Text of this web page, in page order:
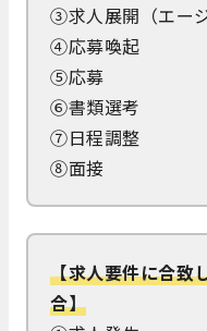
③求人展開（エー
④応募喚起
⑤応募
⑥書類選考
⑦日程調整
⑧面接
【求人要件に合致
合】